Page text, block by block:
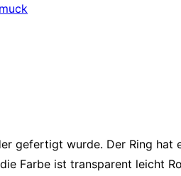
gefertigt wurde. Der Ring
Farbe ist transparent leicht